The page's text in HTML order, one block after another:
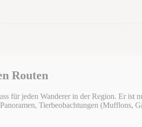
Routen
für jeden Wanderer in der Region. Er ist
Tierbeobachtungen (Mufflons,